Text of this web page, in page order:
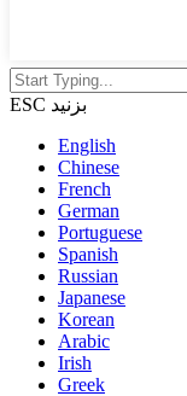
ESC بزنید
English
Chinese
French
German
Portuguese
Spanish
Russian
Japanese
Korean
Arabic
Irish
Greek